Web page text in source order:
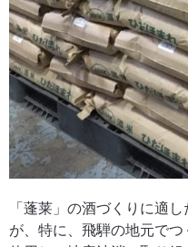
「蓬莱」の酒づくりに適
が、特に、飛騨の地元で